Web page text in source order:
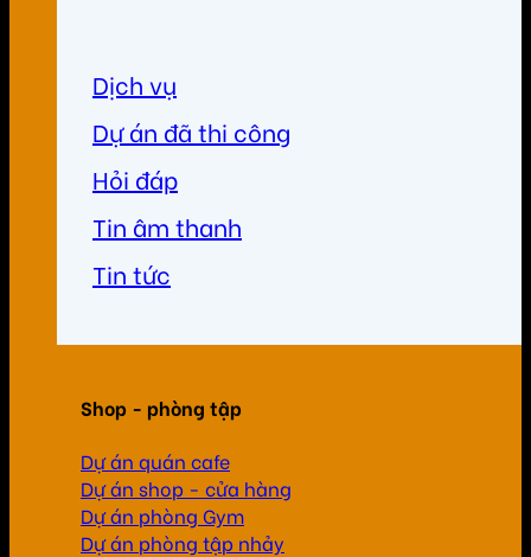
Dịch vụ
Dự án đã thi công
Hỏi đáp
Tin âm thanh
Tin tức
Shop - phòng tập
Dự án quán cafe
Dự án shop - cửa hàng
Dự án phòng Gym
Dự án phòng tập nhảy